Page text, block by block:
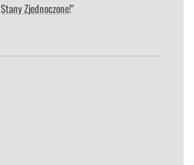
Stany Zjednoczone!"